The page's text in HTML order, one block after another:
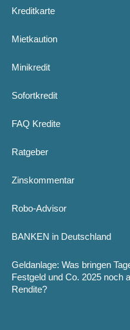
Kreditkarte
Mietkaution
Minikredit
Sofortkredit
FAQ Kredite
Ratgeber
Zinskommentar
Robo-Advisor
BANKEN in Deutschland
Geldanlage: Was bringen
Festgeld und Co. 2025 noch
Rendite?